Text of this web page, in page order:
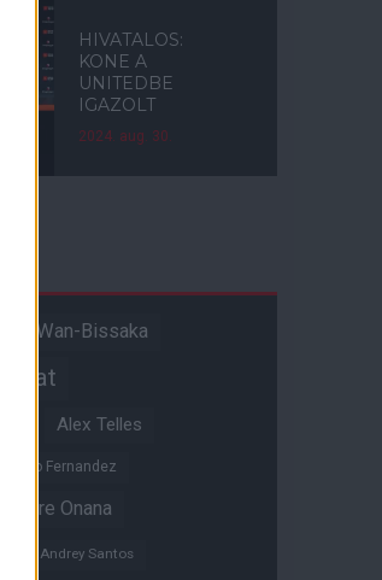
HIVATALOS:
KONE A
UNITEDBE
IGAZOLT
2024. aug. 30.
Wan-Bissaka
Alex Telles
Alvaro Fernandez
Andre Onana
Andrey Santos